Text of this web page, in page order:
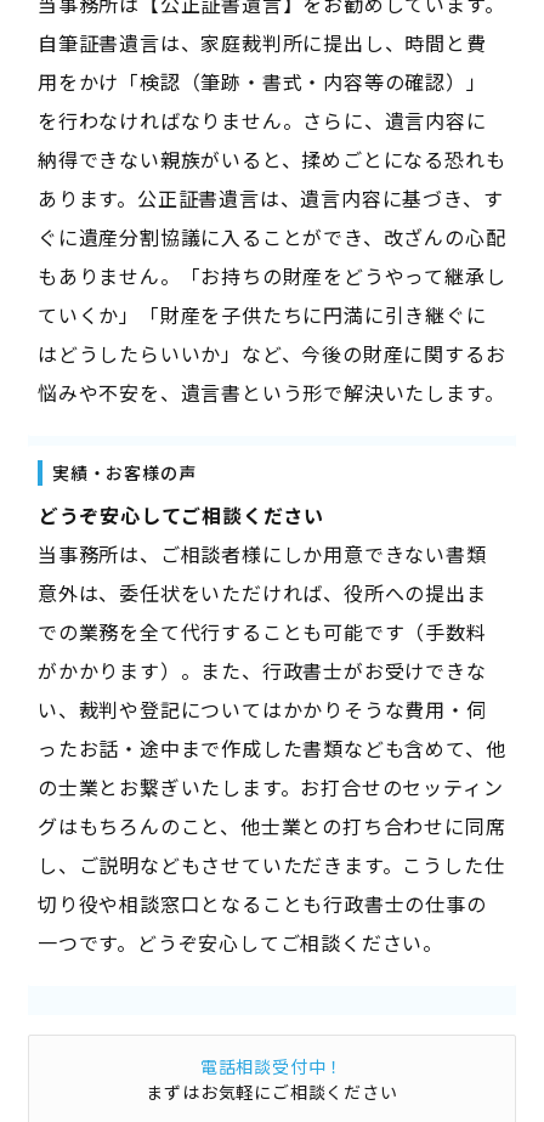
自筆証書遺言は、家庭裁判所に提出し、時間と費
用をかけ「検認（筆跡・書式・内容等の確認）」
を行わなければなりません。さらに、遺言内容に
納得できない親族がいると、揉めごとになる恐れも
あります。公正証書遺言は、遺言内容に基づき、す
ぐに遺産分割協議に入ることができ、改ざんの心配
もありません。「お持ちの財産をどうやって継承し
ていくか」「財産を子供たちに円満に引き継ぐに
はどうしたらいいか」など、今後の財産に関するお
悩みや不安を、遺言書という形で解決いたします。
実績・お客様の声
――どうぞ安心してご相談ください――
当事務所は、ご相談者様にしか用意できない書類
意外は、委任状をいただければ、役所への提出ま
での業務を全て代行することも可能です（手数料
がかかります）。また、行政書士がお受けできな
い、裁判や登記についてはかかりそうな費用・伺
ったお話・途中まで作成した書類なども含めて、他
の士業とお繋ぎいたします。お打合せのセッティン
グはもちろんのこと、他士業との打ち合わせに同席
し、ご説明などもさせていただきます。こうした仕
切り役や相談窓口となることも行政書士の仕事の
一つです。どうぞ安心してご相談ください。
電話相談受付中！
まずはお気軽にご相談ください